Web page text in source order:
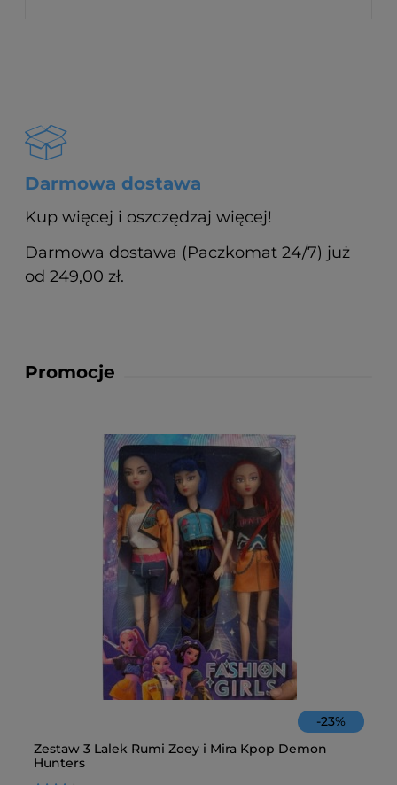
Darmowa dostawa
Kup więcej i oszczędzaj więcej!
Darmowa dostawa (Paczkomat 24/7) już
od 249,00 zł.
Promocje
-23%
Zestaw 3 Lalek Rumi Zoey i Mira Kpop Demon
Hunters